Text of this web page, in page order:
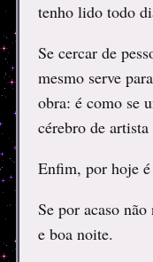
tenho lido todo
Se cercar de
mesmo serve
obra: é como se
cérebro de artista
Enfim, por hoje é
Se por acaso
e boa noite.